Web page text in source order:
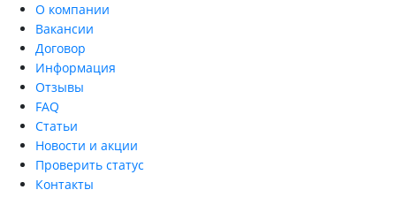
О компании
Вакансии
Договор
Информация
Отзывы
FAQ
Статьи
Новости и акции
Проверить статус
Контакты